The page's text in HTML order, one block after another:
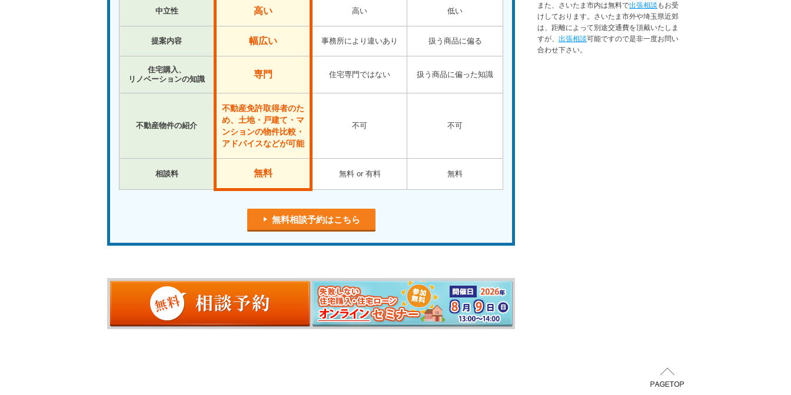
中立性 高い 高い 低い
提案内容 幅広い 事務所により違いあり 扱う商品に偏る
住宅購入、
リノベーションの知識
専門 住宅専門ではない 扱う商品に偏った知識
不動産物件の紹介
不動産免許取得者のた
め、土地・戸建て・マ
ンションの物件比較・
アドバイスなどが可能
不可 不可
相談料 無料 無料 or 有料 無料
無料相談予約はこちら
また、さいたま市内は無料で出張相談 もお受
けしております。さいたま市外や埼玉県近郊
は、距離によって別途交通費を頂戴いたしま
すが、 出張相談可能ですので是非一度お問い
合わせ下さい。